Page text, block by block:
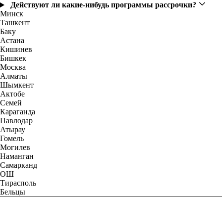
Действуют ли какие-нибудь программы рассрочки?
Минск
Ташкент
Баку
Астана
Кишинев
Бишкек
Москва
Алматы
Шымкент
Актобе
Семей
Караганда
Павлодар
Атырау
Гомель
Могилев
Наманган
Самарканд
ОШ
Тирасполь
Бельцы